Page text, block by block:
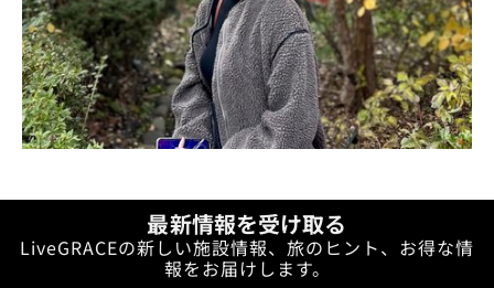
最新情報を受け取る
LiveGRACEの新しい施設情報、旅のヒント、お得な情
報をお届けします。